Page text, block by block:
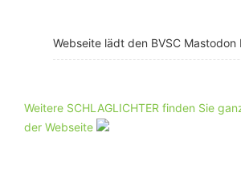
Webseite lädt den BVSC Mastodon
Weitere SCHLAGLICHTER finden Sie
der Webseite